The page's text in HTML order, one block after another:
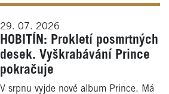
29. 07. 2026
HOBITÍN: Prokletí posmrtných
desek. Vyškrabávání Prince
pokračuje
V srpnu vyjde nové album Prince. Má